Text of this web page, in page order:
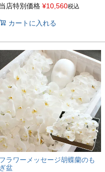
当店特別価格 ¥10,560税込
カートに入れる
フラワーメッセージ胡蝶蘭のも
ぎ盆